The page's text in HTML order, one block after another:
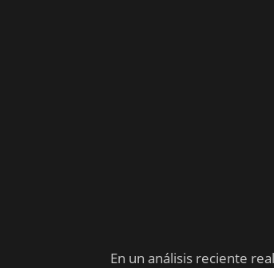
En un análisis reciente